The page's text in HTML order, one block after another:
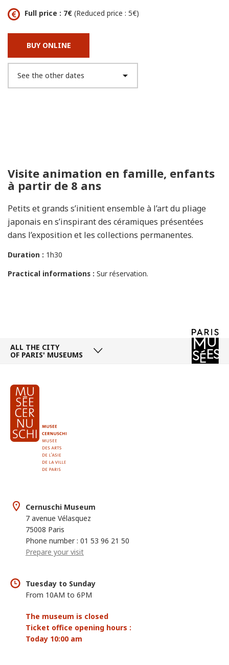
Full price : 7€ (Reduced price : 5€)
BUY ONLINE
Visite animation en famille, enfants
à partir de 8 ans
Petits et grands s’initient ensemble à l’art du pliage
japonais en s’inspirant des céramiques présentées
dans l’exposition et les collections permanentes.
Duration : 1h30
Practical informations : Sur réservation.
ALL THE CITY
OF PARIS' MUSEUMS
Cernuschi Museum
7 avenue Vélasquez
75008 Paris
Phone number : 01 53 96 21 50
Prepare your visit
Tuesday to Sunday
From 10AM to 6PM
The museum is closed
Ticket office opening hours :
Today 10:00 am